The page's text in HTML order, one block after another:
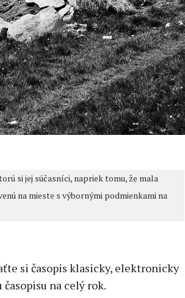
si jej súčasníci, napriek tomu, že mala
na mieste s výbornými podmienkami na
si časopis klasicky, elektronicky
na celý rok.